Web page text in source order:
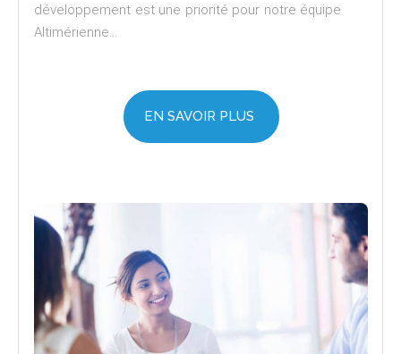
développement est une priorité pour notre équipe
Altimérienne…
EN SAVOIR PLUS